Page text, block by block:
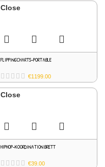
Close
FLIPPINGCHARTS-PORTABLE
€1199.00
Close
HIPHOP-KOORDINATION BRETT
€39.00